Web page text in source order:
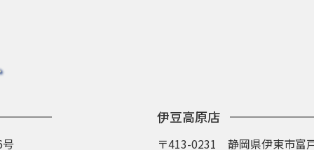
伊豆高原店
〒413-0231 静岡県伊東市富